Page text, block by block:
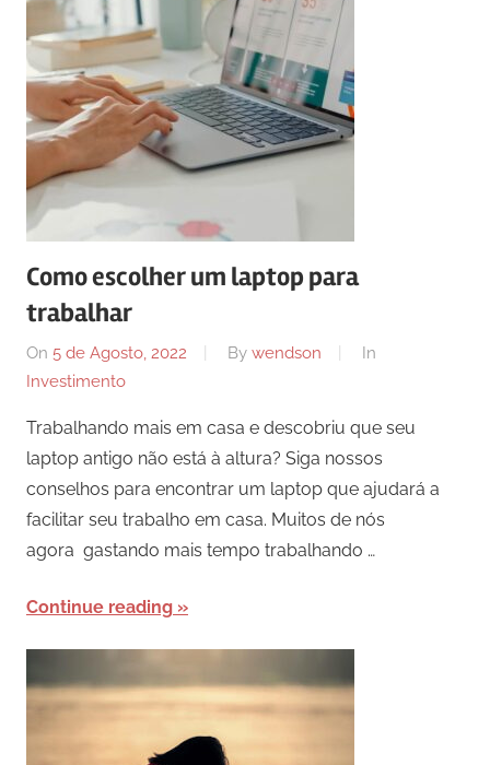
Como escolher um laptop para
trabalhar
On 5 de Agosto, 2022 By wendson
In
Investimento
Trabalhando mais em casa e descobriu que seu
laptop antigo não está à altura? Siga nossos
conselhos para encontrar um laptop que ajudará a
facilitar seu trabalho em casa. Muitos de nós
agora gastando mais tempo trabalhando …
Continue reading